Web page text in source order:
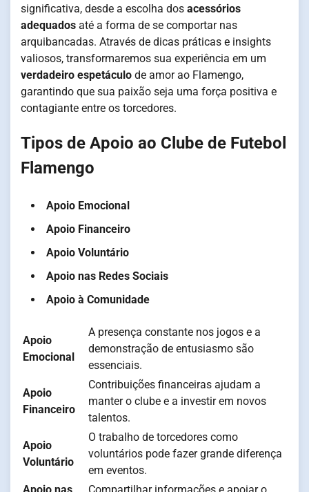
significativa, desde a escolha dos acessórios
adequados até a forma de se comportar nas
arquibancadas. Através de dicas práticas e insights
valiosos, transformaremos sua experiência em um
verdadeiro espetáculo de amor ao Flamengo,
garantindo que sua paixão seja uma força positiva e
contagiante entre os torcedores.
Tipos de Apoio ao Clube de Futebol
Flamengo
Apoio Emocional
Apoio Financeiro
Apoio Voluntário
Apoio nas Redes Sociais
Apoio à Comunidade
Apoio
Emocional
A presença constante nos jogos e a
demonstração de entusiasmo são
essenciais.
Apoio
Financeiro
Contribuições financeiras ajudam a
manter o clube e a investir em novos
talentos.
Apoio
Voluntário
O trabalho de torcedores como
voluntários pode fazer grande diferença
em eventos.